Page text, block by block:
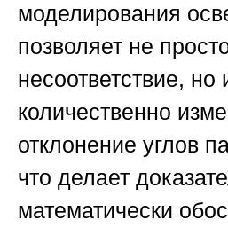
моделирования
позволяет не
несоответствие, но
количественно
отклонение углов
что делает
математически